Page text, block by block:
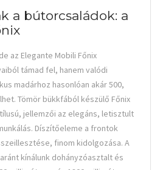
a bútorcsaládok: a
az Elegante Mobili Főnix
támad fel, hanem valódi
madárhoz hasonlóan akár 500,
Tömör bükkfából készülő Főnix
jellemzői az elegáns, letisztult
Díszítőeleme a frontok
finom kidolgozása. A
kínálunk dohányzóasztalt és